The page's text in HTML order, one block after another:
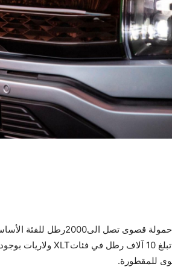
للفئة الأساسية المزودة
للمقطورة.